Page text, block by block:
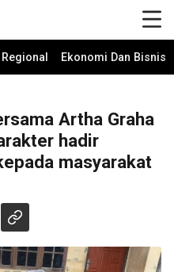
Regional Ekonomi Dan Bisnis
Artha Graha
hadir
masyarakat